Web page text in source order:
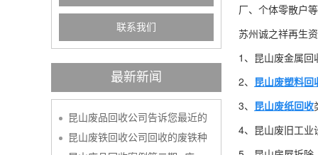
联系我们
最新新闻
昆山废品回收公司告诉您最近的
昆山废铁回收公司回收的废铁种
厂、个体零散户
苏州诚之祥再生
1、昆山废金属回
2、 昆山废塑料回
3、 昆山废纸回收
4、昆山废旧工业